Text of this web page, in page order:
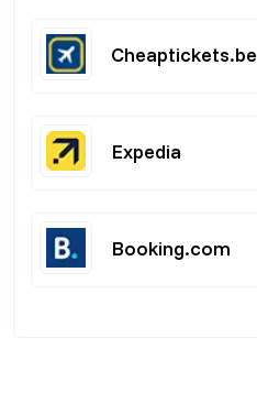
Cheaptickets.be
Expedia
Booking.com